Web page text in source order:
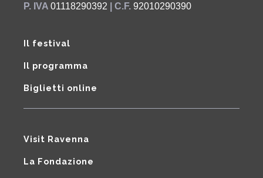
P. IVA 01118290392 | C.F. 92010290390
Il festival
Il programma
Biglietti online
Visit Ravenna
La Fondazione